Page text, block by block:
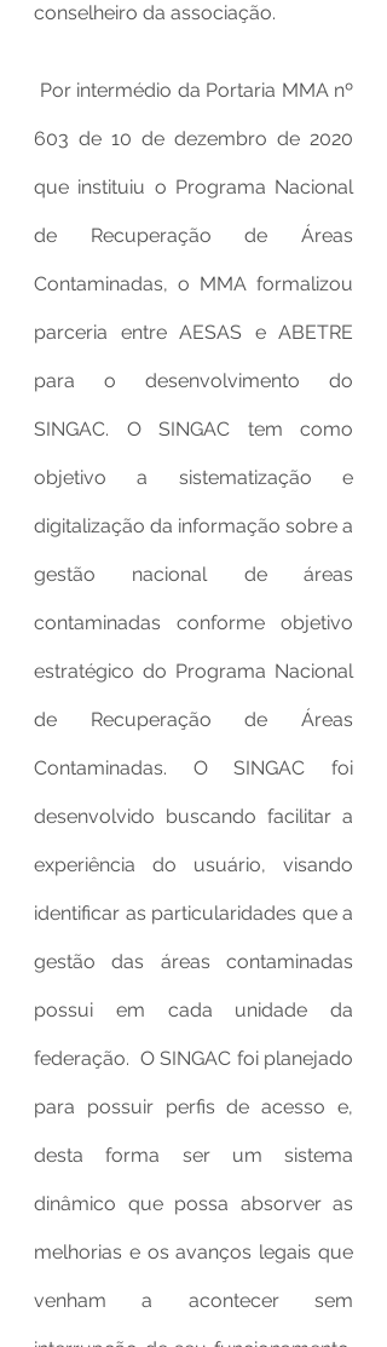
conselheiro da associação.
603 de 10 de dezembro de 2020
que instituiu o Programa Nacional
de Recuperação de Áreas
Contaminadas, o MMA formalizou
parceria entre AESAS e ABETRE
para o desenvolvimento do
SINGAC. O SINGAC tem como
objetivo a sistematização e
digitalização da informação sobre a
gestão nacional de áreas
contaminadas conforme objetivo
estratégico do Programa Nacional
de Recuperação de Áreas
Contaminadas. O SINGAC foi
desenvolvido buscando facilitar a
experiência do usuário, visando
identificar as particularidades que a
gestão das áreas contaminadas
possui em cada unidade da
federação.  O SINGAC foi planejado
para possuir perfis de acesso e,
desta forma ser um sistema
dinâmico que possa absorver as
melhorias e os avanços legais que
venham a acontecer sem